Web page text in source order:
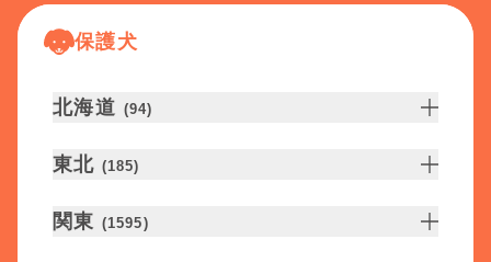
保護犬
北海道 (94)
東北 (185)
関東 (1595)